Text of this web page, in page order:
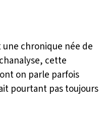
une chronique née de
cette
on parle parfois
pourtant pas toujours